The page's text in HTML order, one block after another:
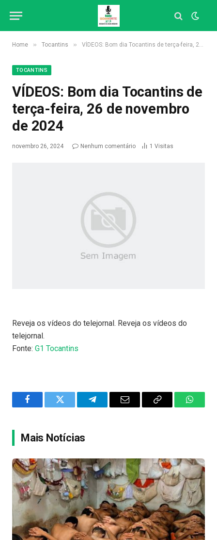
Home » Tocantins » VÍDEOS: Bom dia Tocantins de terça-feira, 26 de novembro de 2024
TOCANTINS
VÍDEOS: Bom dia Tocantins de
terça-feira, 26 de novembro
de 2024
novembro 26, 2024 Nenhum comentário 1 Visitas
Reveja os vídeos do telejornal. Reveja os vídeos do
telejornal.
Fonte: G1 Tocantins
FacebookTwitter TelegramEmail
Copy
Mais Notícias